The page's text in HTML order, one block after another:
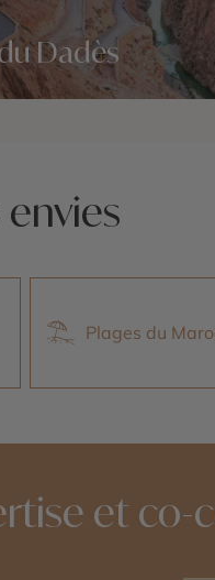
Dadès
envies
Plages du
et